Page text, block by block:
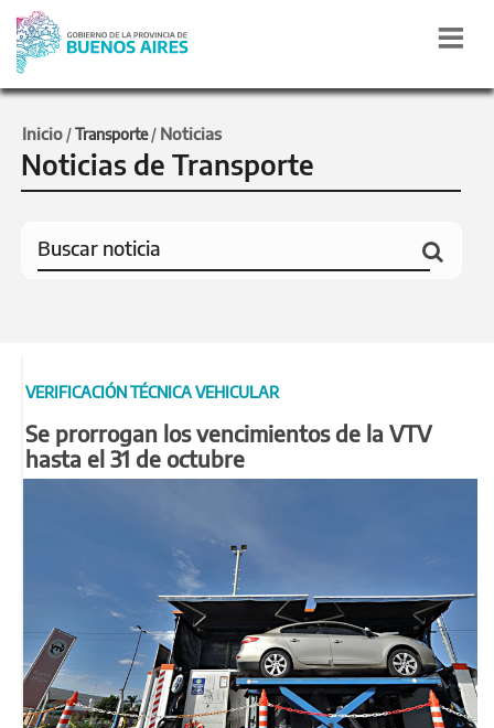
Inicio /Transporte/ Noticias
Noticias de Transporte
VERIFICACIÓN TÉCNICA VEHICULAR
Se prorrogan los vencimientos de la VTV
hasta el 31 de octubre